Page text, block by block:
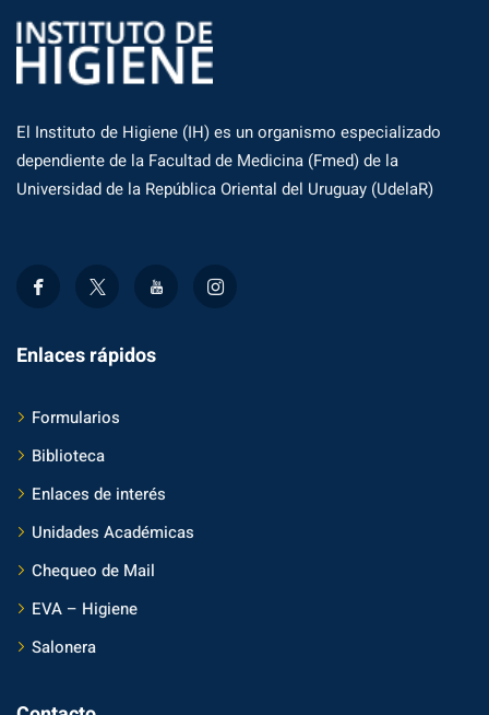
El Instituto de Higiene (IH) es un organismo especializado
dependiente de la Facultad de Medicina (Fmed) de la
Universidad de la República Oriental del Uruguay (UdelaR)
Enlaces rápidos
Formularios
Biblioteca
Enlaces de interés
Unidades Académicas
Chequeo de Mail
EVA – Higiene
Salonera